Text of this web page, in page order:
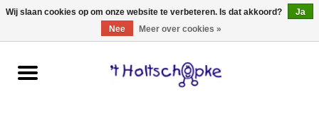
0 Artikelen - €0,00
Home
Wij slaan cookies op om onze website te verbeteren. Is dat akkoord?
Ja
Nee
Meer over cookies »